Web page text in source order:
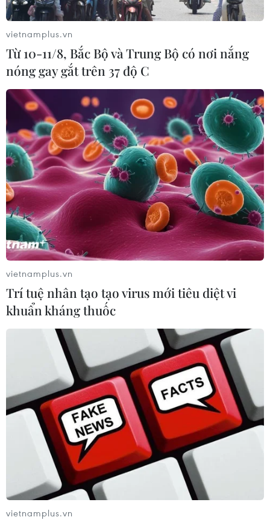
TIN LIÊN QUAN
TP.HCM công khai 108 dự án không thực
hiện đúng kế hoạch sử dụng đất
10/11/2020 07:44
Đáng chú ý, trong danh sách 108 dự án không thực hiện
đúng kế hoạch sử dụng đất của TP.HCM có nhiều dự án
bất động sản quy mô lớn, sở hữu vị trí đắc địa, có tính
chất pháp lý phức tạp.
vietnamplus.vn
Từ 10-11/8, Bắc Bộ và Trung Bộ có nơi nắng
nóng gay gắt trên 37 độ C
vietnamplus.vn
Trí tuệ nhân tạo tạo virus mới tiêu diệt vi
khuẩn kháng thuốc
vietnamplus.vn